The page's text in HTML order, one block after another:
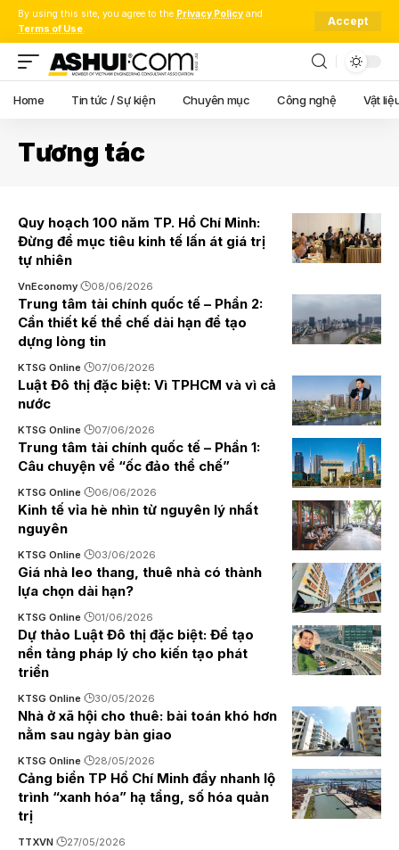
By using this site, you agree to the Privacy Policy and
Terms of Use.
Accept
Home Tin tức / Sự kiện Chuyên mục Công nghệ Vật
Tương tác
Quy hoạch 100 năm TP. Hồ Chí Minh:
Đừng để mục tiêu kinh tế lấn át giá trị
tự nhiên
VnEconomy 08/06/2026
Trung tâm tài chính quốc tế – Phần 2:
Cần thiết kế thể chế dài hạn để tạo
dựng lòng tin
KTSG Online 07/06/2026
Luật Đô thị đặc biệt: Vì TPHCM và vì cả
nước
KTSG Online 07/06/2026
Trung tâm tài chính quốc tế – Phần 1:
Câu chuyện về “ốc đảo thể chế”
KTSG Online 06/06/2026
Kinh tế vỉa hè nhìn từ nguyên lý nhất
nguyên
KTSG Online 03/06/2026
Giá nhà leo thang, thuê nhà có thành
lựa chọn dài hạn?
KTSG Online 01/06/2026
Dự thảo Luật Đô thị đặc biệt: Để tạo
nền tảng pháp lý cho kiến tạo phát
triển
KTSG Online 30/05/2026
Nhà ở xã hội cho thuê: bài toán khó hơn
nằm sau ngày bàn giao
KTSG Online 28/05/2026
Cảng biển TP Hồ Chí Minh đẩy nhanh lộ
trình “xanh hóa” hạ tầng, số hóa quản
trị
TTXVN 27/05/2026